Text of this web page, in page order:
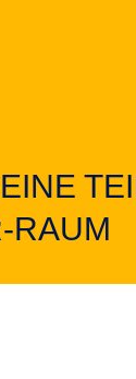
RAUM